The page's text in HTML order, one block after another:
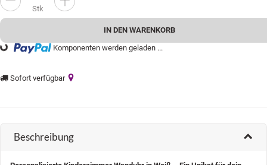
Stk
IN DEN WARENKORB
Komponenten werden geladen ...
Sofort verfügbar
Beschreibung